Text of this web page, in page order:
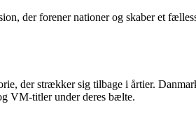
der forener nationer og skaber et
der strækker sig tilbage i årtier.
VM-titler under deres bælte.